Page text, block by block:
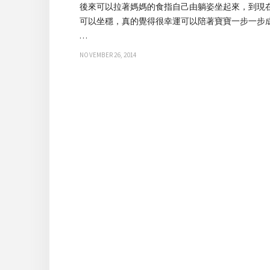
後來可以拉著媽媽的食指自己由躺姿坐起來，到現
可以坐穩，真的覺得很幸運可以陪著寶寶一步一步
…
NOVEMBER 26, 2014